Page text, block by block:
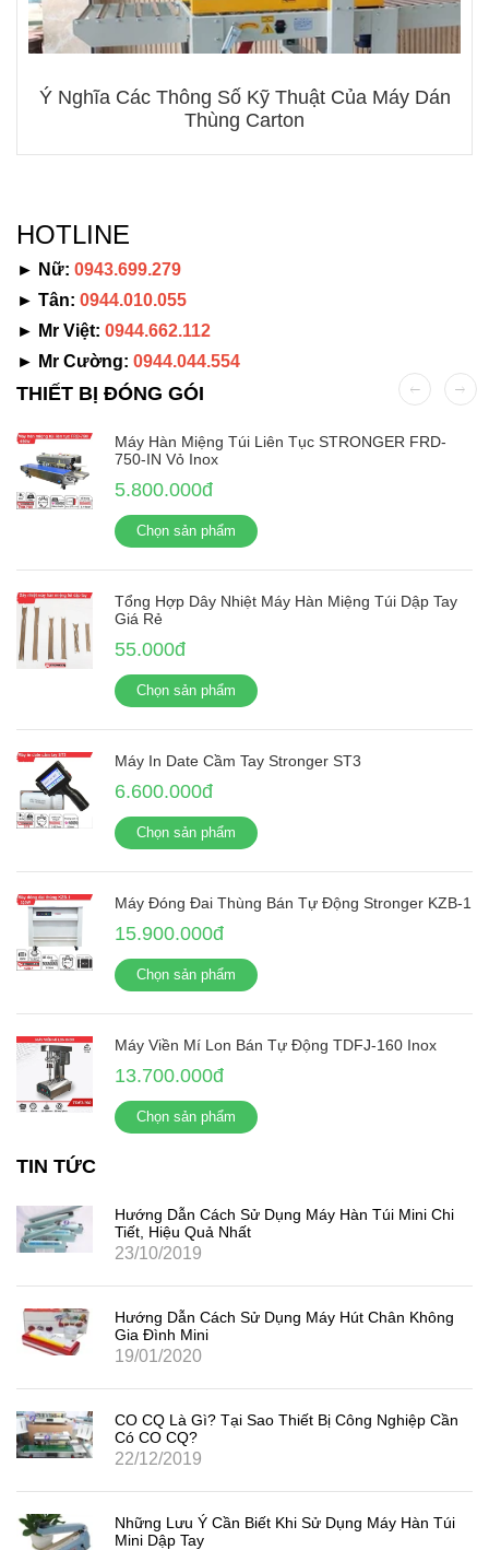
Ý Nghĩa Các Thông Số Kỹ Thuật Của Máy Dán
Thùng Carton
HOTLINE
► Nữ: 0943.699.279
► Tân: 0944.010.055
► Mr Việt: 0944.662.112
► Mr Cường: 0944.044.554
THIẾT BỊ ĐÓNG GÓI
Máy Hàn Miệng Túi Liên Tục STRONGER FRD-
750-IN Vỏ Inox
5.800.000đ
Chọn sản phẩm
Tổng Hợp Dây Nhiệt Máy Hàn Miệng Túi Dập Tay
Giá Rẻ
55.000đ
Chọn sản phẩm
Máy In Date Cầm Tay Stronger ST3
6.600.000đ
Chọn sản phẩm
Máy Đóng Đai Thùng Bán Tự Động Stronger KZB-1
15.900.000đ
Chọn sản phẩm
Máy Viền Mí Lon Bán Tự Động TDFJ-160 Inox
13.700.000đ
Chọn sản phẩm
TIN TỨC
Hướng Dẫn Cách Sử Dụng Máy Hàn Túi Mini Chi
Tiết, Hiệu Quả Nhất
23/10/2019
Hướng Dẫn Cách Sử Dụng Máy Hút Chân Không
Gia Đình Mini
19/01/2020
CO CQ Là Gì? Tại Sao Thiết Bị Công Nghiệp Cần
Có CO CQ?
22/12/2019
Những Lưu Ý Cần Biết Khi Sử Dụng Máy Hàn Túi
Mini Dập Tay